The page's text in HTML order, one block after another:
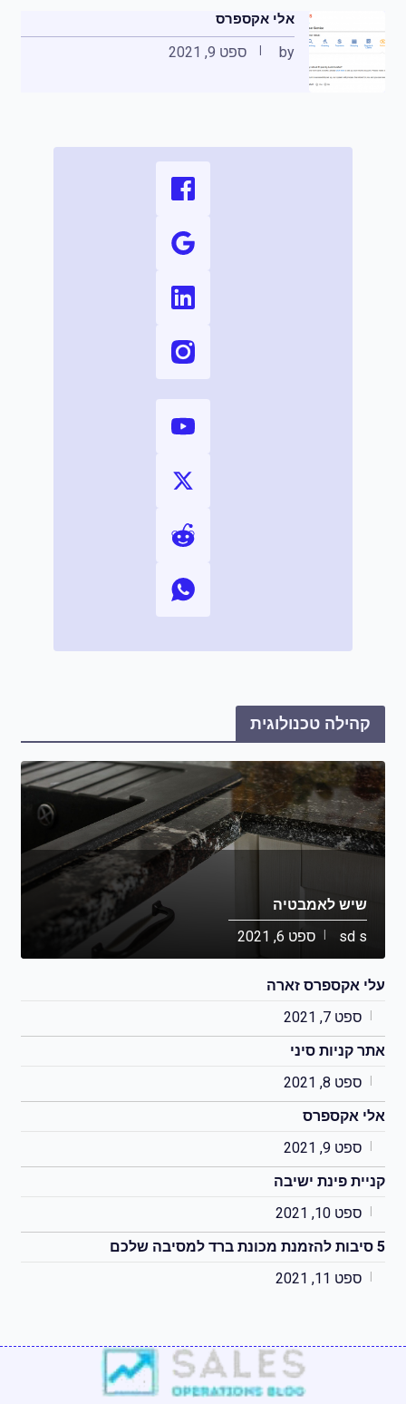
אלי אקספרס
by ספט 9, 2021
קהילה טכנולוגית
שיש לאמבטיה
sd s
ספט 6, 2021
עלי אקספרס זארה
ספט 7, 2021
אתר קניות סיני
ספט 8, 2021
אלי אקספרס
ספט 9, 2021
קניית פינת ישיבה
ספט 10, 2021
5 סיבות להזמנת מכונת ברד למסיבה שלכם
ספט 11, 2021